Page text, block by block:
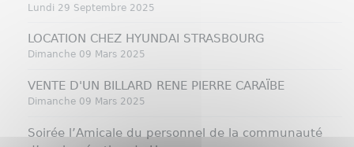
Lundi 29 Septembre 2025
LOCATION CHEZ HYUNDAI STRASBOURG
Dimanche 09 Mars 2025
VENTE D'UN BILLARD RENE PIERRE CARAÏBE
Dimanche 09 Mars 2025
Soirée l’Amicale du personnel de la communauté